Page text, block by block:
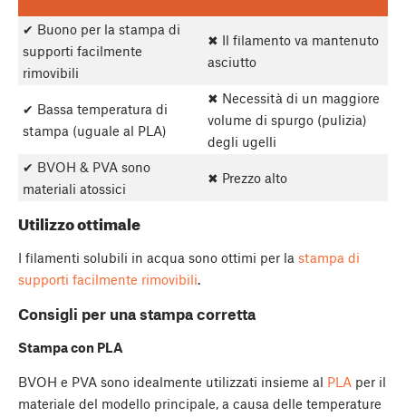
✔ Buono per la stampa di
supporti facilmente
rimovibili
✖ Il filamento va mantenuto
asciutto
✔ Bassa temperatura di
stampa (uguale al PLA)
✖ Necessità di un maggiore
volume di spurgo (pulizia)
degli ugelli
✔ BVOH & PVA sono
materiali atossici
✖ Prezzo alto
Utilizzo ottimale
I filamenti solubili in acqua sono ottimi per la stampa di
supporti facilmente rimovibili.
Consigli per una stampa corretta
Stampa con PLA
BVOH e PVA sono idealmente utilizzati insieme al PLA per il
materiale del modello principale, a causa delle temperature